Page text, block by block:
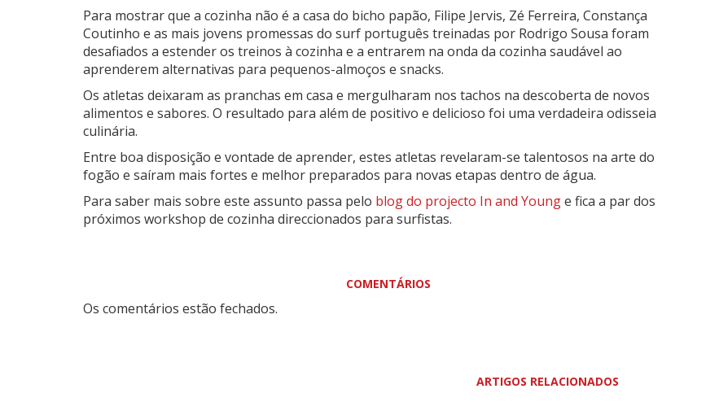
Para mostrar que a cozinha não é a casa do bicho papão, Filipe Jervis, Zé Ferreira, Constança
Coutinho e as mais jovens promessas do surf português treinadas por Rodrigo Sousa foram
desafiados a estender os treinos à cozinha e a entrarem na onda da cozinha saudável ao
aprenderem alternativas para pequenos-almoços e snacks.
Os atletas deixaram as pranchas em casa e mergulharam nos tachos na descoberta de novos
alimentos e sabores. O resultado para além de positivo e delicioso foi uma verdadeira odisseia
culinária.
Entre boa disposição e vontade de aprender, estes atletas revelaram-se talentosos na arte do
fogão e saíram mais fortes e melhor preparados para novas etapas dentro de água.
Para saber mais sobre este assunto passa pelo blog do projecto In and Younge fica a par dos
próximos workshop de cozinha direccionados para surfistas.
COMENTÁRIOS
Os comentários estão fechados.
ARTIGOS RELACIONADOS